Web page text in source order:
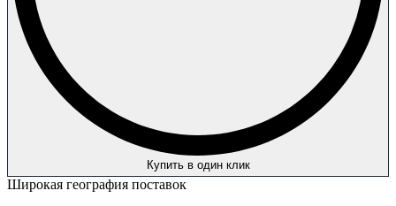
Купить в один клик
Широкая география поставок